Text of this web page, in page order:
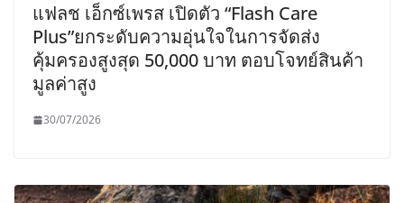
แฟลช เอ็กซ์เพรส เปิดตัว “Flash Care
Plus”ยกระดับความอุ่นใจในการจัดส่ง
คุ้มครองสูงสุด 50,000 บาท ตอบโจทย์สินค้า
มูลค่าสูง
30/07/2026